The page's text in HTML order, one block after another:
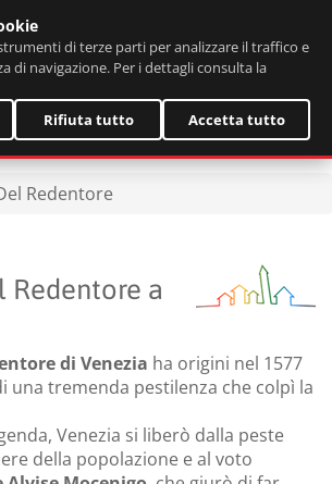
Redentore
Redentore a
di Venezia ha origini nel 1577
una tremenda pestilenza che colpì la
Venezia si liberò dalla peste
della popolazione e al voto
di terze parti per analizzare il traffico e
di navigazione. Per i dettagli consulta la
Rifiuta tutto Accetta tutto